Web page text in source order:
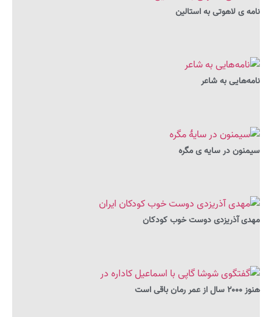
نامه ی لاهوتی به استالین
نامه‌هایی به شاعر
سیمنون در سایه ی مگره
مهدی آذریزدی دوست خوب کودکان
هنوز ۲۰۰۰ سال از عمر رمان باقی است